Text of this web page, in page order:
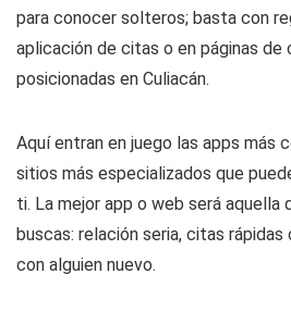
para conocer solteros; basta con
aplicación de citas o en páginas
posicionadas en Culiacán.
Aquí entran en juego las apps más
sitios más especializados que
ti. La mejor app o web será aquella
buscas: relación seria, citas
con alguien nuevo.